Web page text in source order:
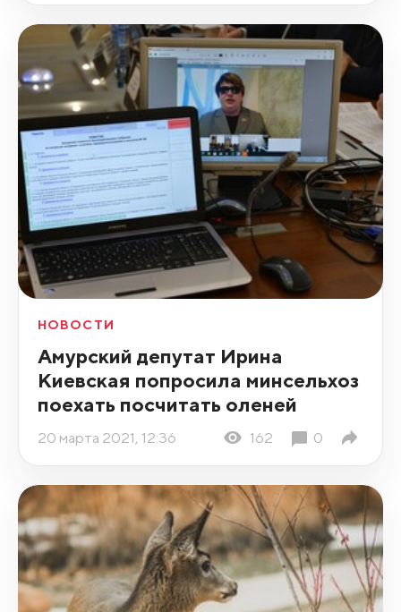
НОВОСТИ
Амурский депутат Ирина
Киевская попросила минсельхоз
поехать посчитать оленей
20 марта 2021, 12:36 162 0